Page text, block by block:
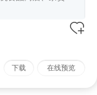
下载 在线预览